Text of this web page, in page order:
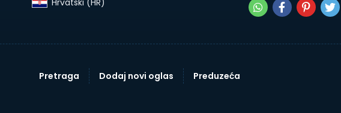
Hrvatski (HR)‎
Pretraga Dodaj novi oglas Preduzeća